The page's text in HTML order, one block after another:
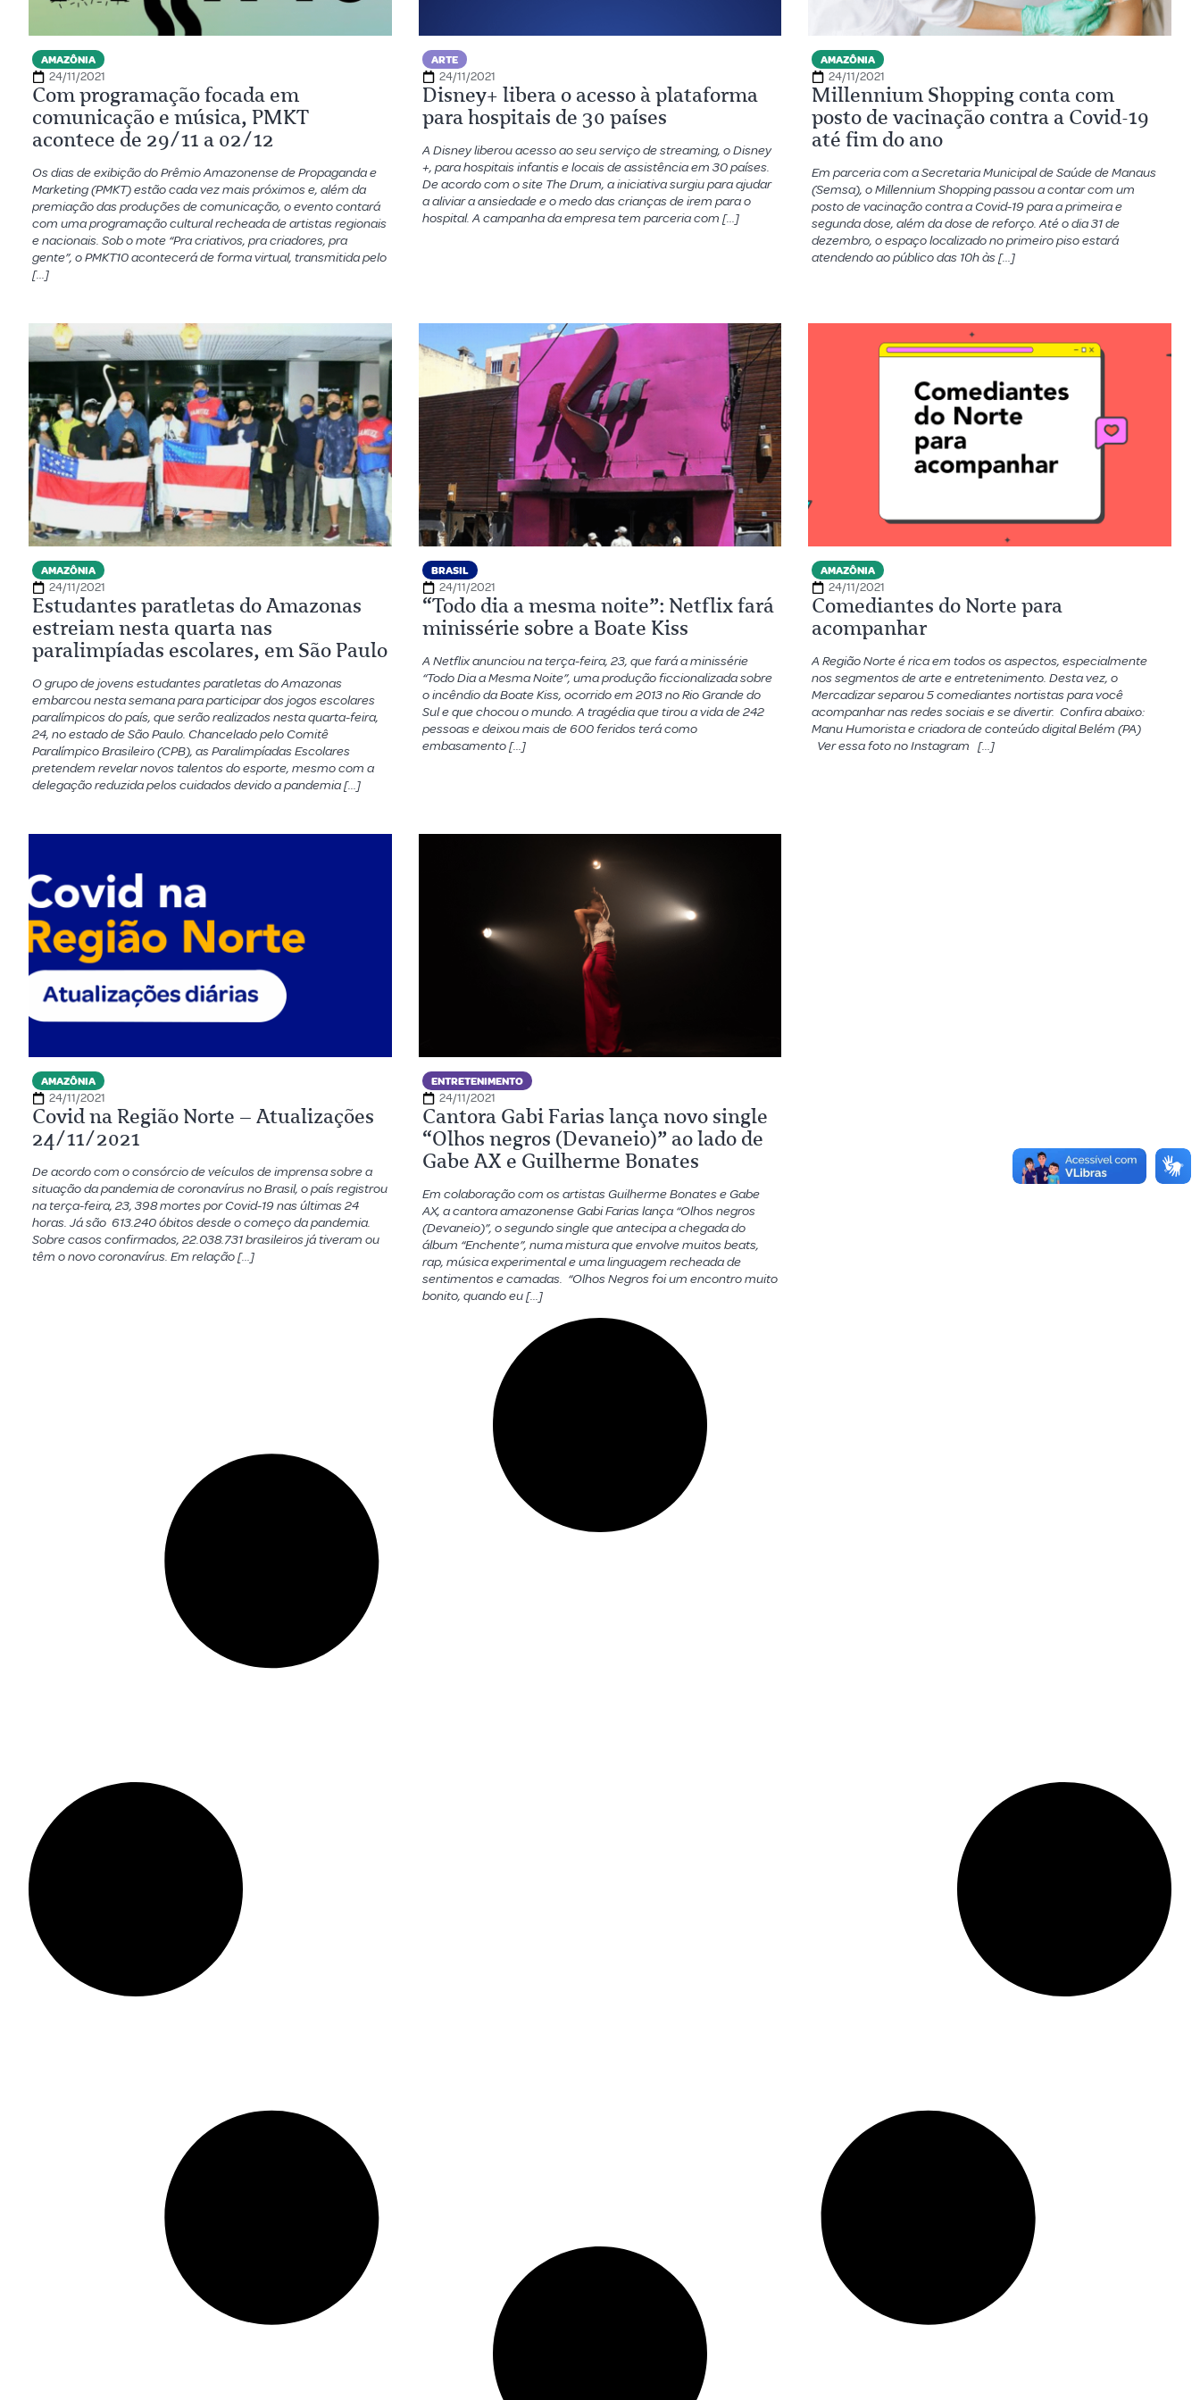
AMAZÔNIA
24/11/2021
Com programação focada em
comunicação e música, PMKT
acontece de 29/11 a 02/12
Os dias de exibição do Prêmio Amazonense de Propaganda e
Marketing (PMKT) estão cada vez mais próximos e, além da
premiação das produções de comunicação, o evento contará
com uma programação cultural recheada de artistas regionais
e nacionais. Sob o mote “Pra criativos, pra criadores, pra
gente”, o PMKT10 acontecerá de forma virtual, transmitida pelo
[…]
ARTE
24/11/2021
Disney+ libera o acesso à plataforma
para hospitais de 30 países
A Disney liberou acesso ao seu serviço de streaming, o Disney
+, para hospitais infantis e locais de assistência em 30 países.
De acordo com o site The Drum, a iniciativa surgiu para ajudar
a aliviar a ansiedade e o medo das crianças de irem para o
hospital. A campanha da empresa tem parceria com […]
AMAZÔNIA
24/11/2021
Millennium Shopping conta com
posto de vacinação contra a Covid-19
até fim do ano
Em parceria com a Secretaria Municipal de Saúde de Manaus
(Semsa), o Millennium Shopping passou a contar com um
posto de vacinação contra a Covid-19 para a primeira e
segunda dose, além da dose de reforço. Até o dia 31 de
dezembro, o espaço localizado no primeiro piso estará
atendendo ao público das 10h às […]
AMAZÔNIA
24/11/2021
Estudantes paratletas do Amazonas
estreiam nesta quarta nas
paralimpíadas escolares, em São Paulo
O grupo de jovens estudantes paratletas do Amazonas
embarcou nesta semana para participar dos jogos escolares
paralímpicos do país, que serão realizados nesta quarta-feira,
24, no estado de São Paulo. Chancelado pelo Comitê
Paralímpico Brasileiro (CPB), as Paralimpíadas Escolares
pretendem revelar novos talentos do esporte, mesmo com a
delegação reduzida pelos cuidados devido a pandemia […]
BRASIL
24/11/2021
“Todo dia a mesma noite”: Netflix fará
minissérie sobre a Boate Kiss
A Netflix anunciou na terça-feira, 23, que fará a minissérie
“Todo Dia a Mesma Noite”, uma produção ficcionalizada sobre
o incêndio da Boate Kiss, ocorrido em 2013 no Rio Grande do
Sul e que chocou o mundo. A tragédia que tirou a vida de 242
pessoas e deixou mais de 600 feridos terá como
embasamento […]
AMAZÔNIA
24/11/2021
Comediantes do Norte para
acompanhar
A Região Norte é rica em todos os aspectos, especialmente
nos segmentos de arte e entretenimento. Desta vez, o
Mercadizar separou 5 comediantes nortistas para você
acompanhar nas redes sociais e se divertir. Confira abaixo:
Manu Humorista e criadora de conteúdo digital Belém (PA)
Ver essa foto no Instagram […]
AMAZÔNIA
24/11/2021
Covid na Região Norte – Atualizações
24/11/2021
De acordo com o consórcio de veículos de imprensa sobre a
situação da pandemia de coronavírus no Brasil, o país registrou
na terça-feira, 23, 398 mortes por Covid-19 nas últimas 24
horas. Já são 613.240 óbitos desde o começo da pandemia.
Sobre casos confirmados, 22.038.731 brasileiros já tiveram ou
têm o novo coronavírus. Em relação […]
ENTRETENIMENTO
24/11/2021
Cantora Gabi Farias lança novo single
“Olhos negros (Devaneio)” ao lado de
Gabe AX e Guilherme Bonates
Em colaboração com os artistas Guilherme Bonates e Gabe
AX, a cantora amazonense Gabi Farias lança “Olhos negros
(Devaneio)”, o segundo single que antecipa a chegada do
álbum “Enchente”, numa mistura que envolve muitos beats,
rap, música experimental e uma linguagem recheada de
sentimentos e camadas. “Olhos Negros foi um encontro muito
bonito, quando eu […]